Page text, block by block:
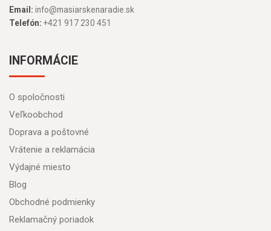
Email: info@masiarskenaradie.sk
Telefón: +421 917 230 451
INFORMÁCIE
O spoločnosti
Veľkoobchod
Doprava a poštovné
Vrátenie a reklamácia
Výdajné miesto
Blog
Obchodné podmienky
Reklamačný poriadok